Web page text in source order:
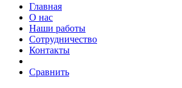
Главная
О нас
Наши работы
Сотрудничество
Контакты
Сравнить